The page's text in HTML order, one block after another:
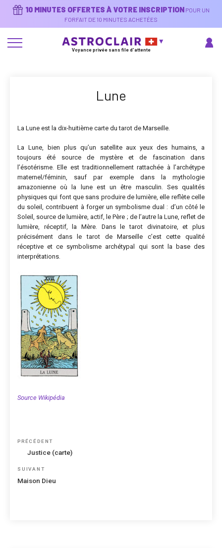
10 MINUTES OFFERTES À VOTRE INSCRIPTION POUR UN
FORFAIT DE 10 MINUTES ACHETÉES
Voyance privée sans file d'attente
Lune
La Lune est la dix-huitième carte du tarot de Marseille.
La Lune, bien plus qu’un satellite aux yeux des humains, a
toujours été source de mystère et de fascination dans
l’ésotérisme. Elle est traditionnellement rattachée à l’archétype
maternel/féminin, sauf par exemple dans la mythologie
amazonienne où la lune est un être masculin. Ses qualités
physiques qui font que sans produire de lumière, elle reflète celle
du soleil, contribuent à forger un symbolisme dual : d’un côté le
Soleil, source de lumière, actif, le Père ; de l’autre la Lune, reflet de
lumière, réceptif, la Mère. Dans le tarot divinatoire, et plus
précisément dans le tarot de Marseille c’est cette qualité
réceptive et ce symbolisme archétypal qui sont la base des
interprétations.
Source Wikipédia
Navigation
Article
précédent
PRÉCÉDENT
Justice (carte)
Article
suivant
SUIVANT
Maison Dieu